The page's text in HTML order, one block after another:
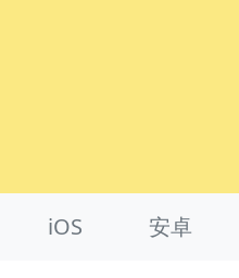
iOS 安卓